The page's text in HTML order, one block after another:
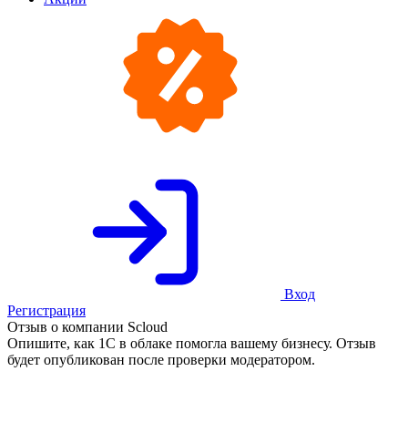
Вход
Регистрация
Отзыв о компании Scloud
Опишите, как 1С в облаке помогла вашему бизнесу. Отзыв
будет опубликован после проверки модератором.